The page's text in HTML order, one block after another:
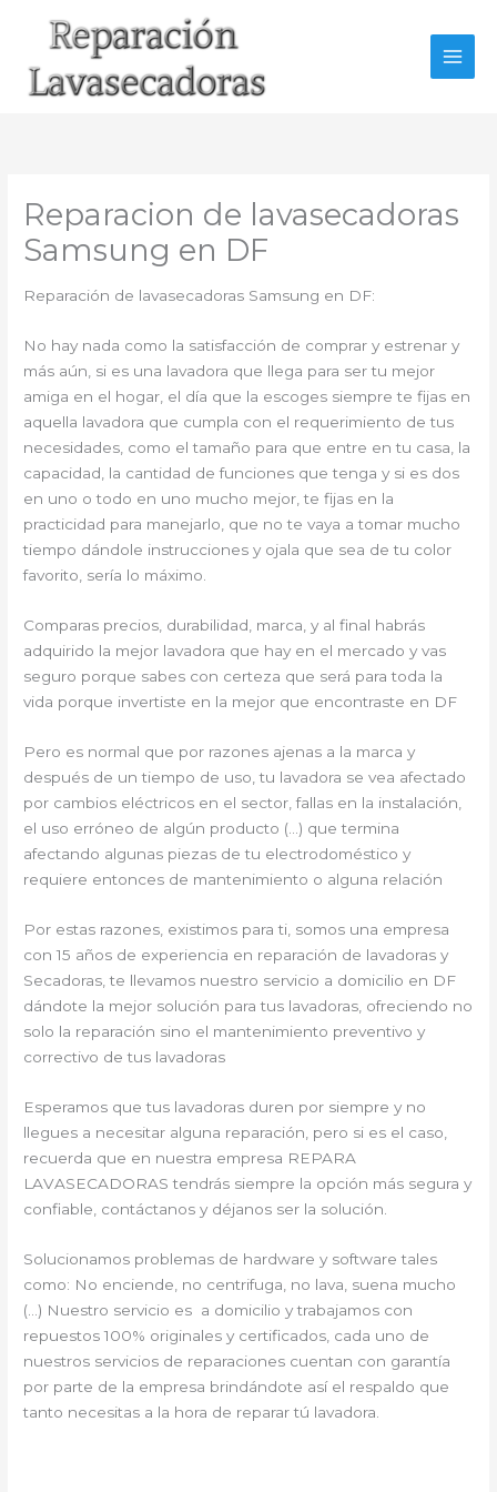
Reparacion de lavasecadoras
Samsung en DF
Reparación de lavasecadoras Samsung en DF:
No hay nada como la satisfacción de comprar y estrenar y
más aún, si es una lavadora que llega para ser tu mejor
amiga en el hogar, el día que la escoges siempre te fijas en
aquella lavadora que cumpla con el requerimiento de tus
necesidades, como el tamaño para que entre en tu casa, la
capacidad, la cantidad de funciones que tenga y si es dos
en uno o todo en uno mucho mejor, te fijas en la
practicidad para manejarlo, que no te vaya a tomar mucho
tiempo dándole instrucciones y ojala que sea de tu color
favorito, sería lo máximo.
Comparas precios, durabilidad, marca, y al final habrás
adquirido la mejor lavadora que hay en el mercado y vas
seguro porque sabes con certeza que será para toda la
vida porque invertiste en la mejor que encontraste en DF
Pero es normal que por razones ajenas a la marca y
después de un tiempo de uso, tu lavadora se vea afectado
por cambios eléctricos en el sector, fallas en la instalación,
el uso erróneo de algún producto (…) que termina
afectando algunas piezas de tu electrodoméstico y
requiere entonces de mantenimiento o alguna relación
Por estas razones, existimos para ti, somos una empresa
con 15 años de experiencia en reparación de lavadoras y
Secadoras, te llevamos nuestro servicio a domicilio en DF
dándote la mejor solución para tus lavadoras, ofreciendo no
solo la reparación sino el mantenimiento preventivo y
correctivo de tus lavadoras
Esperamos que tus lavadoras duren por siempre y no
llegues a necesitar alguna reparación, pero si es el caso,
recuerda que en nuestra empresa REPARA
LAVASECADORAS tendrás siempre la opción más segura y
confiable, contáctanos y déjanos ser la solución.
Solucionamos problemas de hardware y software tales
como: No enciende, no centrifuga, no lava, suena mucho
(…) Nuestro servicio es a domicilio y trabajamos con
repuestos 100% originales y certificados, cada uno de
nuestros servicios de reparaciones cuentan con garantía
por parte de la empresa brindándote así el respaldo que
tanto necesitas a la hora de reparar tú lavadora.